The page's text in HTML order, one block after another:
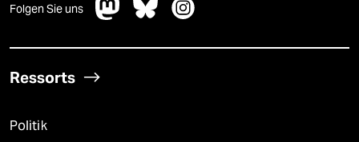
Folgen Sie uns
Ressorts
Politik